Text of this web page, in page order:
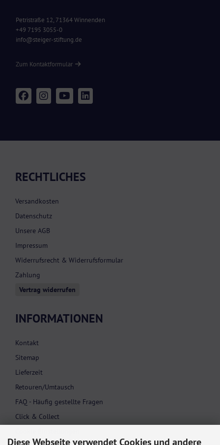
Petristraße 12, 71364 Winnenden
+49 7195 3055-0
info@steiger-stiftung.de
Zum Kontaktformular
RECHTLICHES
Versandkosten
Datenschutz
Unsere AGB
Impressum
Widerrufsrecht & Widerrufsformular
Zahlung
Vertrag widerrufen
INFORMATIONEN
Kontakt
Sitemap
Lieferzeit
Retouren/Umtausch
FAQ - Häufig gestellte Fragen
Click & Collect
Diese Webseite verwendet Cookies und andere